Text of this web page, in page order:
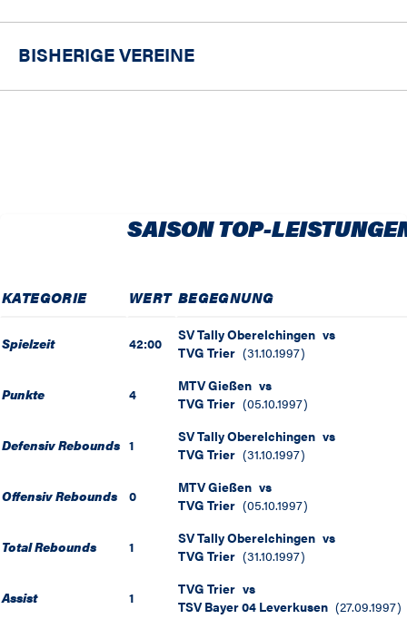
BISHERIGE VEREINE
SAISON TOP-
KATEGORIE WERT BEGEGNUNG
Spielzeit 42:00 SV Tally Oberelchingen vs
TVG Trier (31.10.1997)
Punkte 4 MTV Gießen vs
TVG Trier (05.10.1997)
Defensiv Rebounds 1 SV Tally Oberelchingen vs
TVG Trier (31.10.1997)
Offensiv Rebounds 0 MTV Gießen vs
TVG Trier (05.10.1997)
Total Rebounds 1 SV Tally Oberelchingen vs
TVG Trier (31.10.1997)
Assist 1 TVG Trier vs
TSV Bayer 04 Leverkusen (27.09.1997)